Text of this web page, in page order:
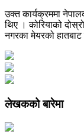
उक्त कार्यक्रममा
थिए । कोरियाको
नगरका मेयरको
लेखकको बारेमा